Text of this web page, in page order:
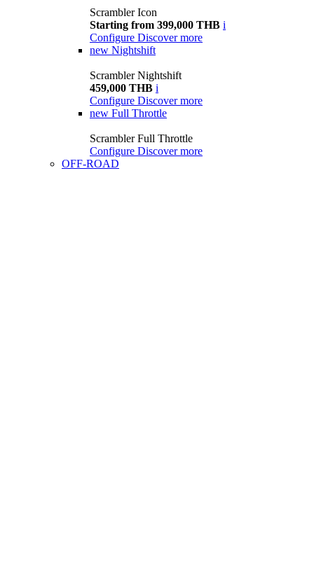
Scrambler Icon
Starting from 399,000 THB i
Configure Discover more
new Nightshift
Scrambler Nightshift
459,000 THB i
Configure Discover more
new Full Throttle
Scrambler Full Throttle
Configure Discover more
OFF-ROAD